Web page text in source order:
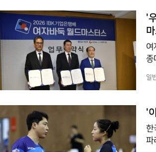
'
여
종
다
다
일
'
한
파